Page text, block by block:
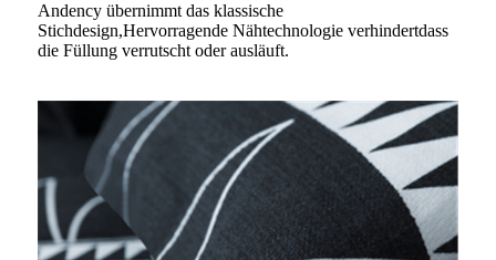
Andency übernimmt das klassische
Stichdesign,Hervorragende Nähtechnologie verhindertdass
die Füllung verrutscht oder ausläuft.